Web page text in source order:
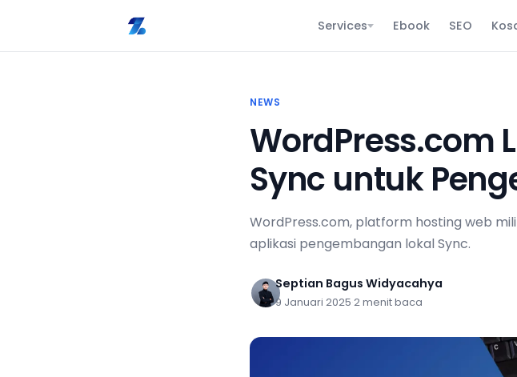
Services Ebook SEO
NEWS
WordPress.com
Sync untuk
WordPress.com, platform hosting web
aplikasi pengembangan lokal Sync.
Septian Bagus Widyacahya
9 Januari 2025 2 menit baca